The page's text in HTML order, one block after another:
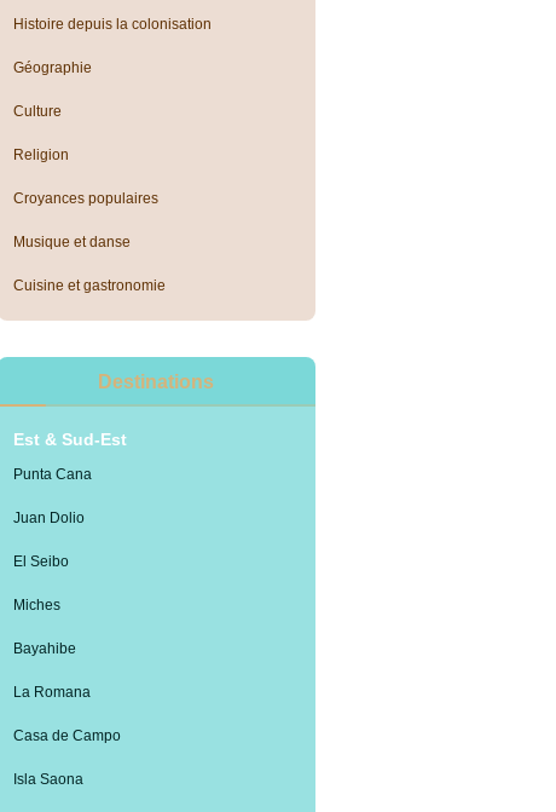
Histoire depuis la colonisation
Géographie
Culture
Religion
Croyances populaires
Musique et danse
Cuisine et gastronomie
Destinations
Est & Sud-Est
Punta Cana
Juan Dolio
El Seibo
Miches
Bayahibe
La Romana
Casa de Campo
Isla Saona